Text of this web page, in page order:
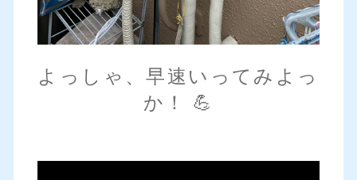
よっしゃ、早速いってみよっ
か！ 💪